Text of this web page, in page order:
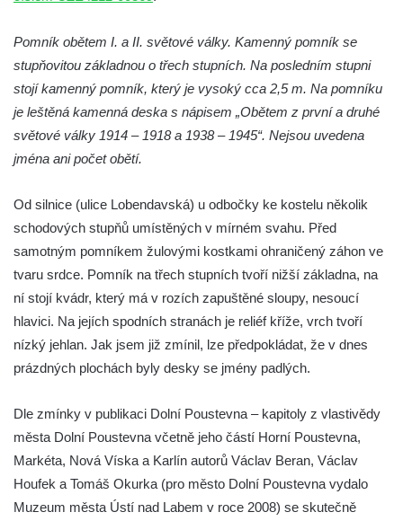
Pomník obětem 1. a 2. světové války v
Římově
Pomník obětem 1. světové války v Dolním
Pomník obětem 2. světové války v Plavu
Pamětní deska obětem 1. světové války v
Plavu
Kenotaf Pepiho Meisela na hřbitově v
Dolním Podluží
Dolním Podluží
Kenotaf Heinricha Klause na hřbitově v
Dolním Podluží
Kenotaf Josefa Stolle na hřbitově v Dolním
Podluží
Pomník obětem I. a II. světové války. Kamenný pomník se
stupňovitou základnou o třech stupních. Na posledním stupni
stojí kamenný pomník, který je vysoký cca 2,5 m. Na pomníku
je leštěná kamenná deska s nápisem „Obětem z první a druhé
světové války 1914 – 1918 a 1938 – 1945“. Nejsou uvedena
jména ani počet obětí.
Od silnice (ulice Lobendavská) u odbočky ke kostelu několik
schodových stupňů umístěných v mírném svahu. Před
samotným pomníkem žulovými kostkami ohraničený záhon ve
tvaru srdce. Pomník na třech stupních tvoří nižší základna, na
ní stojí kvádr, který má v rozích zapuštěné sloupy, nesoucí
hlavici. Na jejích spodních stranách je reliéf kříže, vrch tvoří
nízký jehlan. Jak jsem již zmínil, lze předpokládat, že v dnes
prázdných plochách byly desky se jmény padlých.
Dle zmínky v publikaci Dolní Poustevna – kapitoly z vlastivědy
města Dolní Poustevna včetně jeho částí Horní Poustevna,
Markéta, Nová Víska a Karlín autorů Václav Beran, Václav
Houfek a Tomáš Okurka (pro město Dolní Poustevna vydalo
Muzeum města Ústí nad Labem v roce 2008) se skutečně